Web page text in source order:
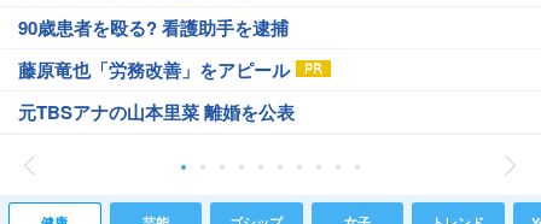
90歳患者を殴る? 看護助手を逮捕
藤原竜也「労務改善」をアピール
元TBSアナの山本里菜 離婚を公表